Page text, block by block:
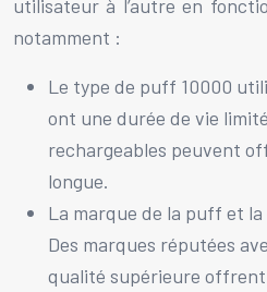
utilisateur à l’autre en
notamment :
Le type de puff 10000
ont une durée de vie
rechargeables peuvent
longue.
La marque de la puff et
Des marques réputées
qualité supérieure